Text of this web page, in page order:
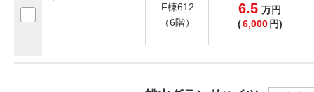
F棟612
（6階）
6.5 万円
(6,000 円)